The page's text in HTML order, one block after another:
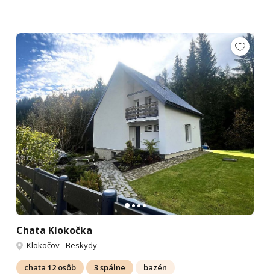
Chata Klokočka
Klokočov-Beskydy
chata 12 osôb 3 spálne
bazén